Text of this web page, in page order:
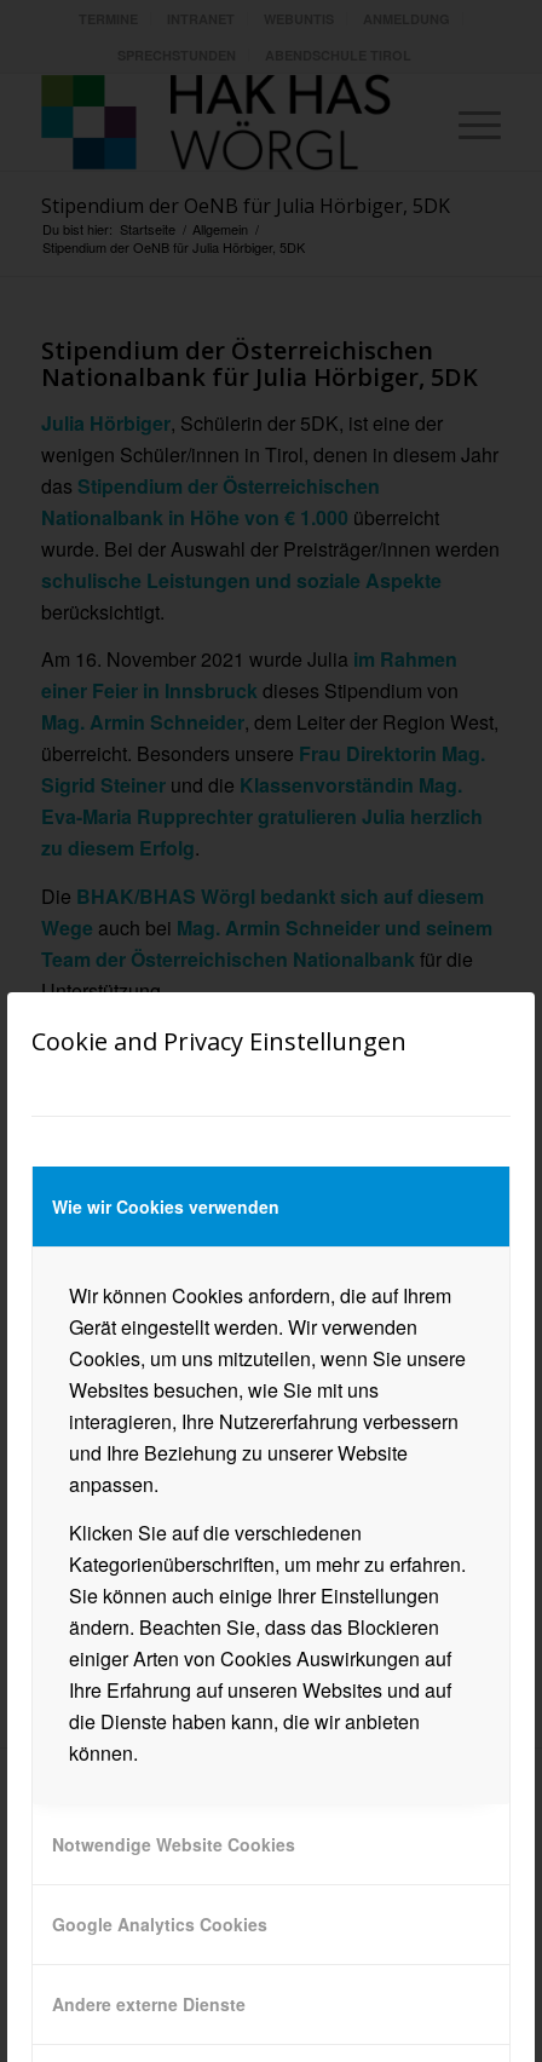
Cookie and Privacy Einstellungen
Wie wir Cookies verwenden
Wir können Cookies anfordern, die auf Ihrem
Gerät eingestellt werden. Wir verwenden
Cookies, um uns mitzuteilen, wenn Sie unsere
Websites besuchen, wie Sie mit uns
interagieren, Ihre Nutzererfahrung verbessern
und Ihre Beziehung zu unserer Website
anpassen.
Klicken Sie auf die verschiedenen
Kategorienüberschriften, um mehr zu erfahren.
Sie können auch einige Ihrer Einstellungen
ändern. Beachten Sie, dass das Blockieren
einiger Arten von Cookies Auswirkungen auf
Ihre Erfahrung auf unseren Websites und auf
die Dienste haben kann, die wir anbieten
können.
Notwendige Website Cookies
Google Analytics Cookies
Andere externe Dienste
Stipendium der OeNB für Julia Hörbiger, 5DK
Du bist hier: Startseite / Allgemein /
Stipendium der OeNB für Julia Hörbiger, 5DK
Stipendium der Österreichischen
Nationalbank für Julia Hörbiger, 5DK
Julia Hörbiger, Schülerin der 5DK, ist eine der
wenigen Schüler/innen in Tirol, denen in diesem Jahr
das Stipendium der Österreichischen
Nationalbank in Höhe von € 1.000 überreicht
wurde. Bei der Auswahl der Preisträger/innen werden
schulische Leistungen und soziale Aspekte
berücksichtigt.
Am 16. November 2021 wurde Julia im Rahmen
einer Feier in Innsbruckdieses Stipendium von
Mag. Armin Schneider, dem Leiter der Region West,
überreicht. Besonders unsere Frau Direktorin Mag.
Sigrid Steinerund die Klassenvorständin Mag.
Eva-Maria Rupprechter gratulieren Julia herzlich
zu diesem Erfolg.
Die BHAK/BHAS Wörgl bedankt sich auf diesem
Wege auch bei Mag. Armin Schneider und seinem
Team der Österreichischen Nationalbankfür die
Unterstützung.
BHAK/BHAS WÖRGL